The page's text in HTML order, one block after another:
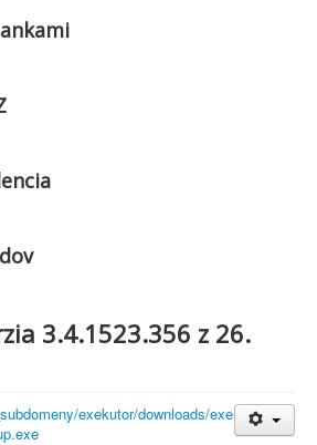
3.4.1523.356 z 26.
exekutor/downloads/exe